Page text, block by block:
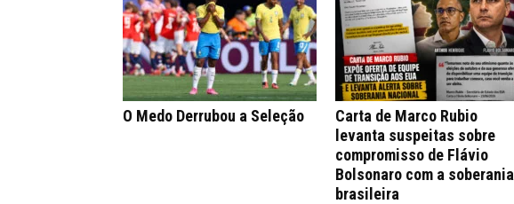
O Medo Derrubou a Seleção
Carta de Marco Rubio
levanta suspeitas sobre
compromisso de Flávio
Bolsonaro com a soberania
brasileira